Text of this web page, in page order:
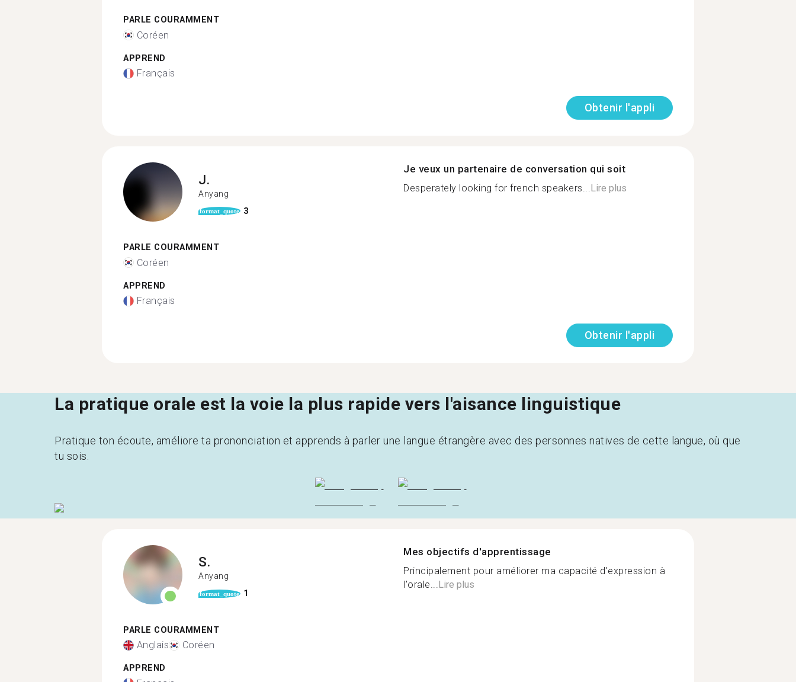
PARLE COURAMMENT
Coréen
APPREND
Français
Obtenir l'appli
J.
Anyang
format_quote 3
PARLE COURAMMENT
Coréen
APPREND
Français
Je veux un partenaire de conversation qui soit
Desperately looking for french speakers...Lire plus
Obtenir l'appli
La pratique orale est la voie la plus rapide vers l'aisance linguistique
Pratique ton écoute, améliore ta prononciation et apprends à parler une langue étrangère avec des personnes natives de cette langue, où que
tu sois.
S.
Anyang
format_quote 1
PARLE COURAMMENT
Anglais Coréen
APPREND
Mes objectifs d'apprentissage
Principalement pour améliorer ma capacité d'expression à
l'orale... Lire plus